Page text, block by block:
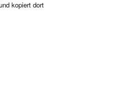
kopiert dort